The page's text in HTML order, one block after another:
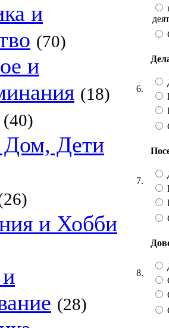
и
(70)
и
(18)
(40)
Дом, Дети
и Хобби
(28)
6.
7.
8.